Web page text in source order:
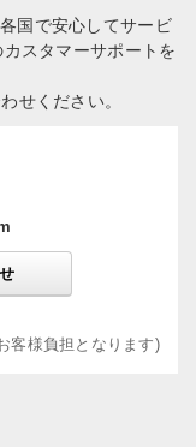
客様負担となります)
国で安心してサービ
スタマーサポートを
せください。